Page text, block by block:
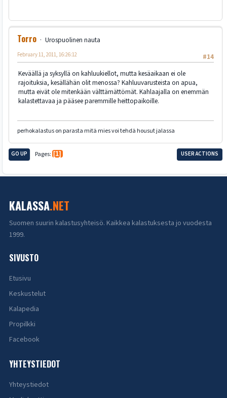
Torro
Urospuolinen nauta
#14
February 11, 2011, 16:26:12
Keväällä ja syksyllä on kahluukiellot, mutta kesäaikaan ei ole
rajoituksia, kesällähän olit menossa? Kahluuvarusteista on apua,
mutta eivät ole mitenkään välttämättömät. Kahlaajalla on enemmän
kalastettavaa ja pääsee paremmille heittopaikoille.
perhokalastus on parasta mitä mies voi tehdä housut jalassa
GO UP Pages 1 USER ACTIONS
KALASSA.NET
Suomen suurin kalastusyhteisö. Kaikkea kalastuksesta jo vuodesta
1999.
SIVUSTO
Etusivu
Keskustelut
Kalapedia
Propilkki
Facebook
YHTEYSTIEDOT
Yhteystiedot